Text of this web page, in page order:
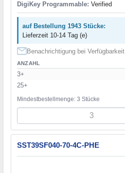
DigiKey Programmable: Verified
auf Bestellung 1943 Stücke:
Lieferzeit 10-14 Tag (e)
Benachrichtigung bei Verfügbarkeit
ANZAHL
3+
25+
Mindestbestellmenge: 3 Stücke
SST39SF040-70-4C-PHE